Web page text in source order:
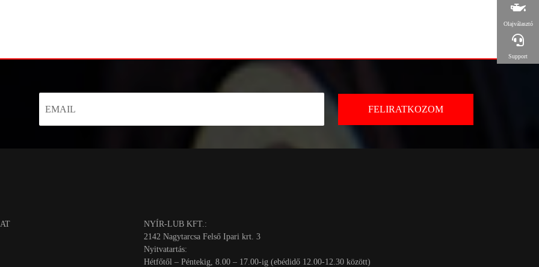
NYÍR-LUB KFT.:
2142 Nagytarcsa Felső Ipari krt. 3
Nyitvatartás:
Hétfőtől – Péntekig, 8.00 – 17.00-ig (ebédidő 12.00-12.30 között)
Olajválasztó
Support